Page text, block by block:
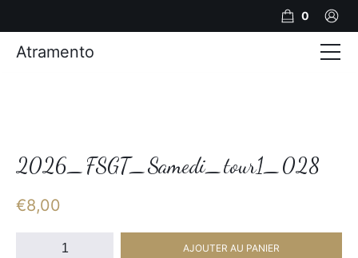
2026_FSGT_Samedi_tour1_028
€8,00
quantité
AJOUTER AU PANIER
0
Atramento
Photos